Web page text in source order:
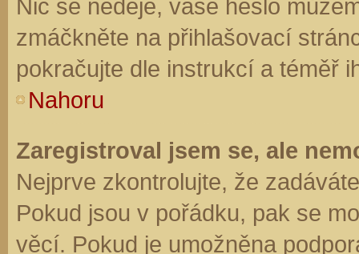
Nic se neděje, vaše heslo
zmáčkněte na přihlašovací
pokračujte dle instrukcí a téměř
Nahoru
Zaregistroval jsem se, ale
Nejprve zkontrolujte, že
Pokud jsou v pořádku, pak se
věcí. Pokud je umožněna